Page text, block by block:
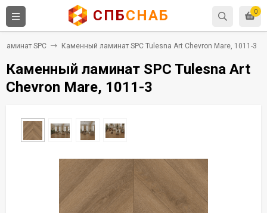
0
СПБСНАБ
Ламинат SPC Каменный ламинат SPC Tulesna Art Chevron Mare, 1011-3
Каменный ламинат SPC Tulesna Art
Chevron Mare, 1011-3